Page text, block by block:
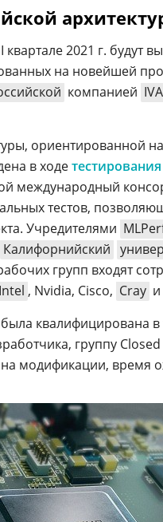
квартале 2021 г.
на новейшей
компанией
ориентированной
в ходетестирования
международный
тестов,
Учредителями
Калифорнийский
групп входят
Intel , Nvidia, Cisco, Cray
была квалифицирована в
группу
модификации, время